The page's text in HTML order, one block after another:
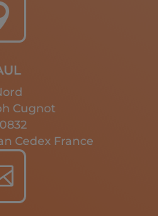
Cugnot
Cedex France